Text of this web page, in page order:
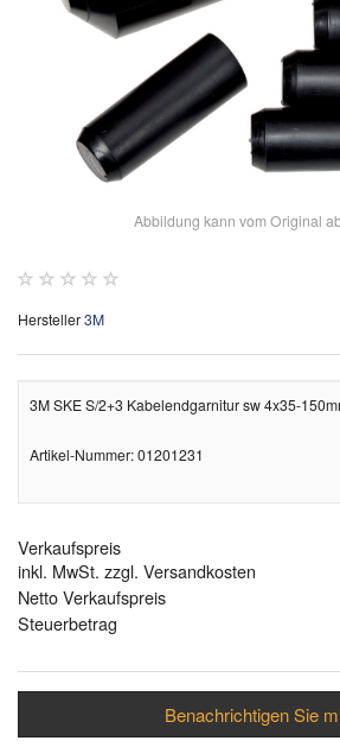
Abbildung kann vom Original
Hersteller3M
3M SKE S/2+3 Kabelendgarnitur sw 4x35-
Artikel-Nummer: 01201231
Verkaufspreis
inkl. MwSt. zzgl. Versandkosten
Netto Verkaufspreis
Steuerbetrag
Benachrichtigen Sie